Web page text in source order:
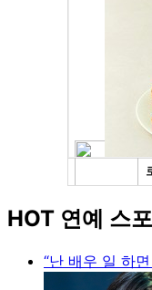
HOT 연예 스
“난 배우 일 하